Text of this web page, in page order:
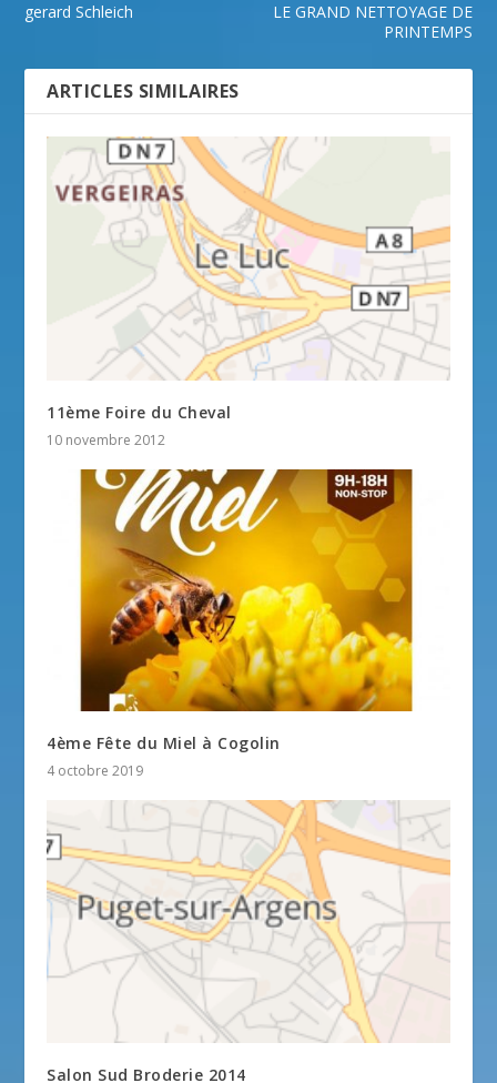
gerard Schleich
LE GRAND NETTOYAGE DE
PRINTEMPS
ARTICLES SIMILAIRES
11ème Foire du Cheval
10 novembre 2012
4ème Fête du Miel à Cogolin
4 octobre 2019
Salon Sud Broderie 2014